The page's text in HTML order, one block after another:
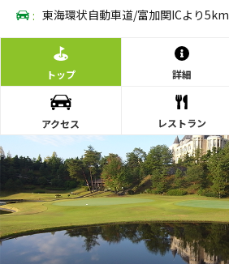
: 東海環状自動車道/富加関ICより5km
トップ 詳細
アクセス レストラン